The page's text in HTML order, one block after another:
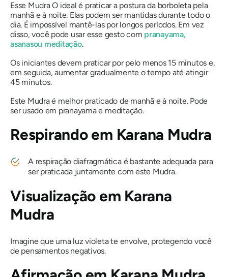
Esse MudraO ideal é praticar a postura da borboleta pela
manhã e à noite. Elas podem ser mantidas durante todo o
dia. É impossível mantê-las por longos períodos. Em vez
disso, você pode usar esse gesto com pranayama,
asanasou meditação.
Os iniciantes devem praticar por pelo menos 15 minutos e,
em seguida, aumentar gradualmente o tempo até atingir
45 minutos.
Este Mudraé melhor praticado de manhã e à noite. Pode
ser usado em pranayamae meditação.
Respirando em Karana Mudra
A respiração diafragmática é bastante adequada para
ser praticada juntamente com este Mudra.
Visualização em Karana
Mudra
Imagine que uma luz violeta te envolve, protegendo você
de pensamentos negativos.